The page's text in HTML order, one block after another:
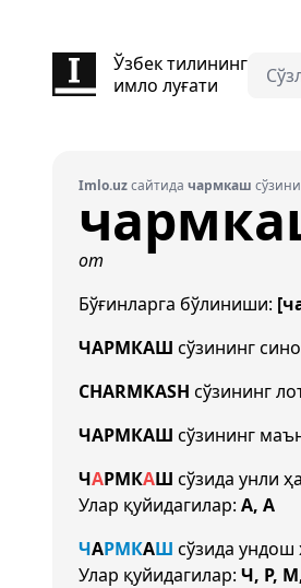
Ўзбек тилининг
имло луғати
Imlo.uzсайтида чармкаш
от
Бўғинларга бўлиниши:
ЧАРМКАШ сўзининг
CHARMKASH сўзининг
ЧАРМКАШ сўзининг
ЧАРМКАШ сўзида унли
Улар қуйидагилар: А, А
ЧАРМКАШ сўзида
Улар қуйидагилар: Ч, Р,